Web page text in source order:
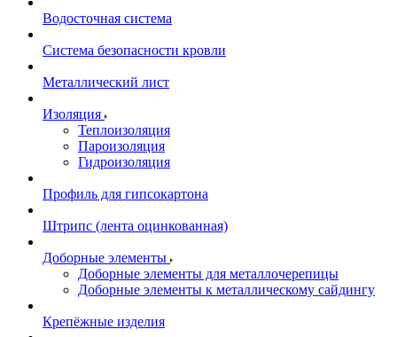
Водосточная система
Система безопасности кровли
Металлический лист
Изоляция
Теплоизоляция
Пароизоляция
Гидроизоляция
Профиль для гипсокартона
Штрипс (лента оцинкованная)
Доборные элементы
Доборные элементы для металлочерепицы
Доборные элементы к металлическому сайдингу
Крепёжные изделия